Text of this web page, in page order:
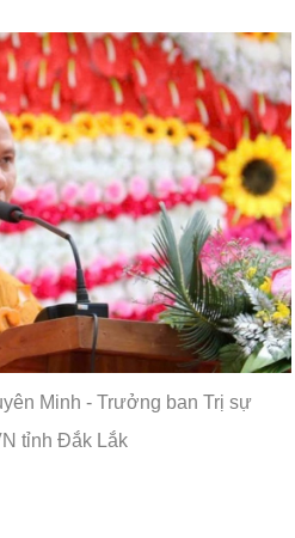
Minh - Trưởng ban Trị sự
tỉnh Đắk Lắk